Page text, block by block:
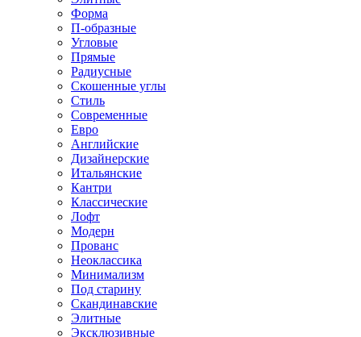
Форма
П-образные
Угловые
Прямые
Радиусные
Скошенные углы
Стиль
Современные
Евро
Английские
Дизайнерские
Итальянские
Кантри
Классические
Лофт
Модерн
Прованс
Неоклассика
Минимализм
Под старину
Скандинавские
Элитные
Эксклюзивные